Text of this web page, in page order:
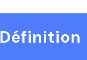
Définition